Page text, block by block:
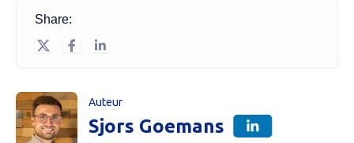
Share:
Auteur
Sjors Goemans